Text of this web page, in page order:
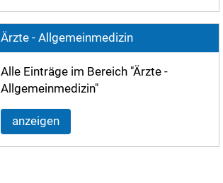
Ärzte - Allgemeinmedizin
Alle Einträge im Bereich "Ärzte -
Allgemeinmedizin"
anzeigen